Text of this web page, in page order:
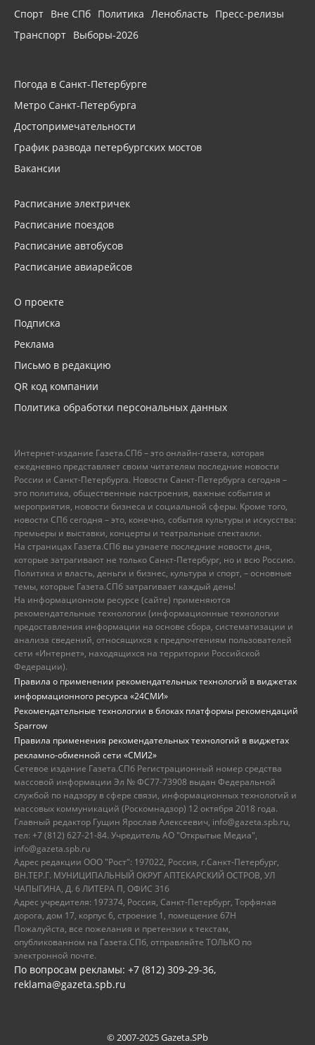
Спорт Вне СПб Политика Ленобласть Пресс-релизы
Транспорт Выборы-2026
Погода в Санкт-Петербурге
Метро Санкт-Петербурга
Достопримечательности
График развода петербургских мостов
Вакансии
Расписание электричек
Расписание поездов
Расписание автобусов
Расписание авиарейсов
О проекте
Подписка
Реклама
Письмо в редакцию
QR код компании
Политика обработки персональных данных
Интернет-издание Газета.СПб – это онлайн-газета, которая
ежедневно представляет своим читателям последние новости
России и Санкт-Петербурга. Новости Санкт-Петербурга сегодня –
это политика, общественные настроения, важные события и
мероприятия, новости бизнеса и социальной сферы. Кроме того,
новости СПб сегодня – это, конечно, события культуры и искусства:
премьеры и выставки, концерты и театральные спектакли.
На страницах Газета.СПб вы узнаете последние новости дня,
которые затрагивают не только Санкт-Петербург, но и всю Россию.
Политика и власть, деньги и бизнес, культура и спорт, – основные
темы, которые Газета.СПб затрагивает каждый день!
На информационном ресурсе (сайте) применяются
рекомендательные технологии (информационные технологии
предоставления информации на основе сбора, систематизации и
анализа сведений, относящихся к предпочтениям пользователей
сети «Интернет», находящихся на территории Российской
Федерации).
Правила о применении рекомендательных технологий в виджетах
информационного ресурса «24СМИ»
Рекомендательные технологии в блоках платформы рекомендаций
Sparrow
Правила применения рекомендательных технологий в виджетах
рекламно-обменной сети «СМИ2»
Сетевое издание Газета.СПб Регистрационный номер средства
массовой информации Эл № ФС77-73908 выдан Федеральной
службой по надзору в сфере связи, информационных технологий и
массовых коммуникаций (Роскомнадзор) 12 октября 2018 года.
Главный редактор Гущин Ярослав Алексеевич, info@gazeta.spb.ru,
тел: +7 (812) 627-21-84. Учредитель АО "Открытые Медиа",
info@gazeta.spb.ru
Адрес редакции ООО "Рост": 197022, Россия, г.Санкт-Петербург,
ВН.ТЕР.Г. МУНИЦИПАЛЬНЫЙ ОКРУГ АПТЕКАРСКИЙ ОСТРОВ, УЛ
ЧАПЫГИНА, Д. 6 ЛИТЕРА П, ОФИС 316
Адрес учредителя: 197374, Россия, Санкт-Петербург, Торфяная
дорога, дом 17, корпус 6, строение 1, помещение 67Н
Пожалуйста, все пожелания и претензии к текстам,
опубликованном на Газета.СПб, отправляйте ТОЛЬКО по
электронной почте.
По вопросам рекламы: +7 (812) 309-29-36,
reklama@gazeta.spb.ru
© 2007-2025 Gazeta.SPb